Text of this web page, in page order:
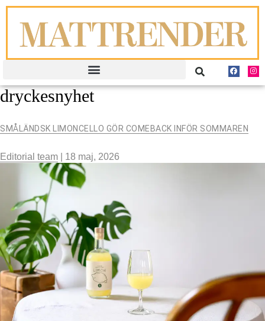
dryckesnyhet
SMÅLÄNDSK LIMONCELLO GÖR COMEBACK INFÖR SOMMAREN
Editorial team 18 maj, 2026